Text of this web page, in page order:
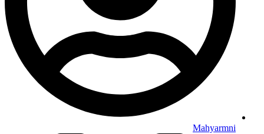
Mahyarmni